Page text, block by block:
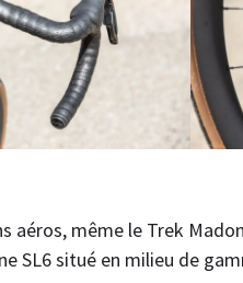
même le Trek
SL6 situé en milieu de